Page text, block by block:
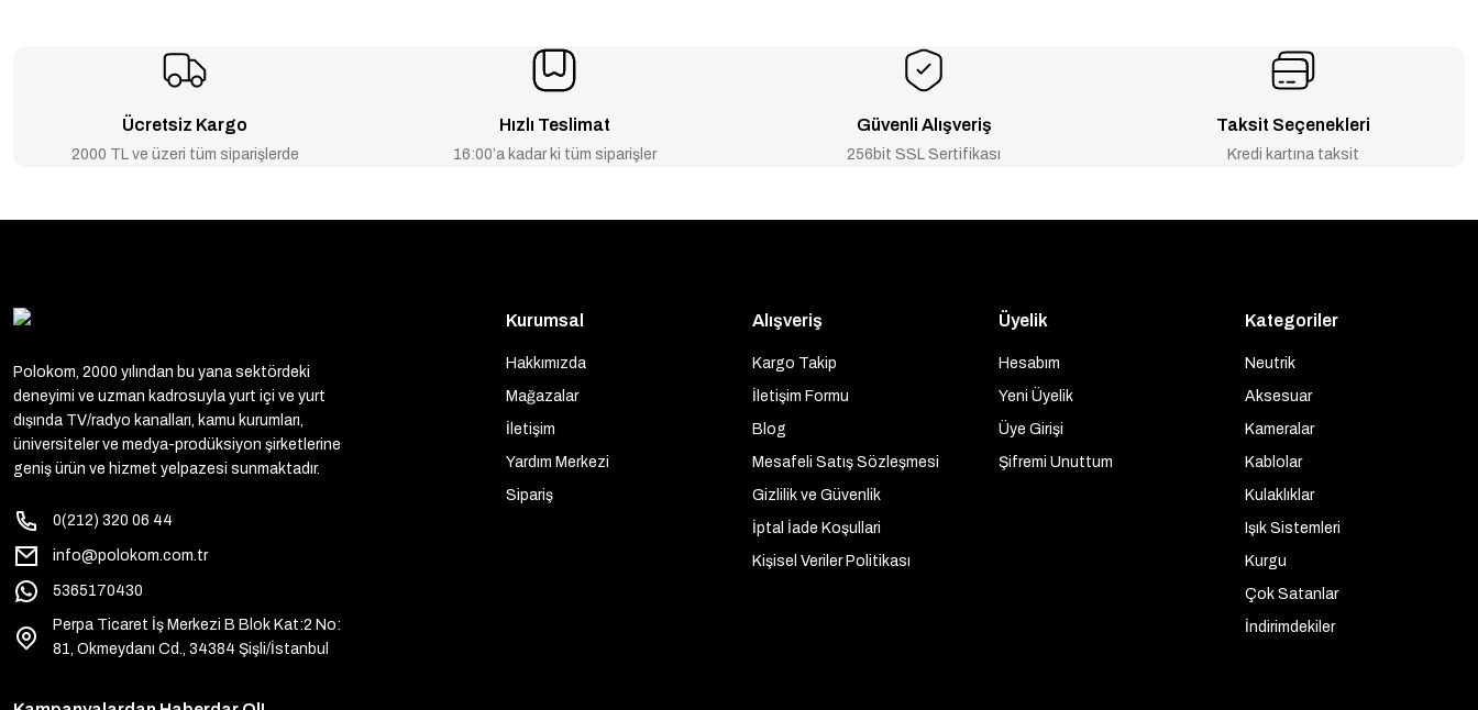
Ücretsiz Kargo
2000 TL ve üzeri tüm siparişlerde
Hızlı Teslimat
16:00’a kadar ki tüm siparişler
Güvenli Alışveriş
256bit SSL Sertifikası
Taksit Seçenekleri
Kredi kartına taksit
Polokom, 2000 yılından bu yana sektördeki
deneyimi ve uzman kadrosuyla yurt içi ve yurt
dışında TV/radyo kanalları, kamu kurumları,
üniversiteler ve medya-prodüksiyon şirketlerine
geniş ürün ve hizmet yelpazesi sunmaktadır.
0(212) 320 06 44
info@polokom.com.tr
5365170430
Perpa Ticaret İş Merkezi B Blok Kat:2 No:
81, Okmeydanı Cd., 34384 Şişli/İstanbul
Kurumsal
Hakkımızda
Mağazalar
İletişim
Yardım Merkezi
Sipariş
Alışveriş
Kargo Takip
İletişim Formu
Blog
Mesafeli Satış Sözleşmesi
Gizlilik ve Güvenlik
İptal İade Koşullari
Kişisel Veriler Politikası
Üyelik
Hesabım
Yeni Üyelik
Üye Girişi
Şifremi Unuttum
Kategoriler
Neutrik
Aksesuar
Kameralar
Kablolar
Kulaklıklar
Işık Sistemleri
Kurgu
Çok Satanlar
İndirimdekiler